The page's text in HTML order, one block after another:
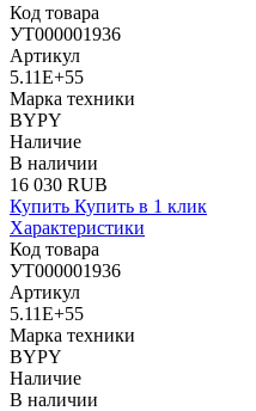
Код товара
УТ000001936
Артикул
5.11E+55
Марка техники
BYPY
Наличие
В наличии
16 030 RUB
Купить Купить в 1 клик
Характеристики
Код товара
УТ000001936
Артикул
5.11E+55
Марка техники
BYPY
Наличие
В наличии